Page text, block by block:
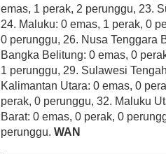
emas, 1 perak, 2 perunggu, 23.
24. Maluku: 0 emas, 1 perak, 0
0 perunggu, 26. Nusa Tenggara
Bangka Belitung: 0 emas, 0
1 perunggu, 29. Sulawesi
Kalimantan Utara: 0 emas, 0
perak, 0 perunggu, 32. Maluku
Barat: 0 emas, 0 perak, 0
perunggu.WAN